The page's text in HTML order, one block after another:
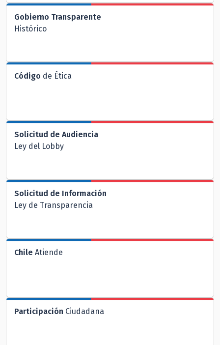
Gobierno Transparente
Histórico
Código de Ética
Solicitud de Audiencia
Ley del Lobby
Solicitud de Información
Ley de Transparencia
Chile Atiende
Participación Ciudadana